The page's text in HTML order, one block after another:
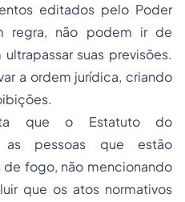
editados pelo Poder
regra, não podem ir de
suas previsões.
a ordem jurídica, criando
que o Estatuto do
as pessoas que estão
de fogo, não mencionando
que os atos normativos